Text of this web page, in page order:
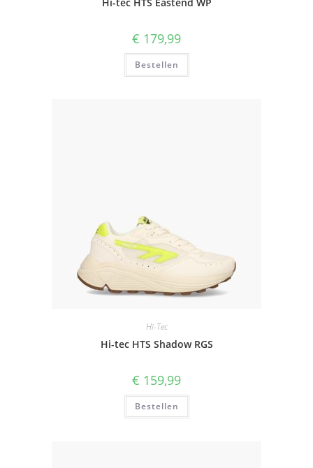
€ 179,99
Bestellen
Hi-Tec
Hi-tec HTS Shadow RGS
€ 159,99
Bestellen